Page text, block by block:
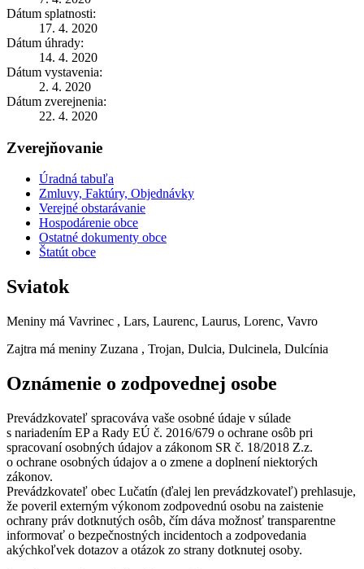
Dátum splatnosti:
17. 4. 2020
Dátum úhrady:
14. 4. 2020
Dátum vystavenia:
2. 4. 2020
Dátum zverejnenia:
22. 4. 2020
Zverejňovanie
Úradná tabuľa
Zmluvy, Faktúry, Objednávky
Verejné obstarávanie
Hospodárenie obce
Ostatné dokumenty obce
Štatút obce
Sviatok
Meniny má Vavrinec , Lars, Laurenc, Laurus, Lorenc, Vavro
Zajtra má meniny Zuzana , Trojan, Dulcia, Dulcinela, Dulcínia
Oznámenie o zodpovednej osobe
Prevádzkovateľ spracováva vaše osobné údaje v súlade
s nariadením EP a Rady EÚ č. 2016/679 o ochrane osôb pri
spracovaní osobných údajov a zákonom SR č. 18/2018 Z.z.
o ochrane osobných údajov a o zmene a doplnení niektorých
zákonov.
Prevádzkovateľ obec Lučatín (ďalej len prevádzkovateľ) prehlasuje,
že poveril externým výkonom zodpovednú osobu na zaistenie
ochrany práv dotknutých osôb, čím dáva možnosť transparentne
informovať o bezpečnostných incidentoch a zodpovedania
akýchkoľvek dotazov a otázok zo strany dotknutej osoby.